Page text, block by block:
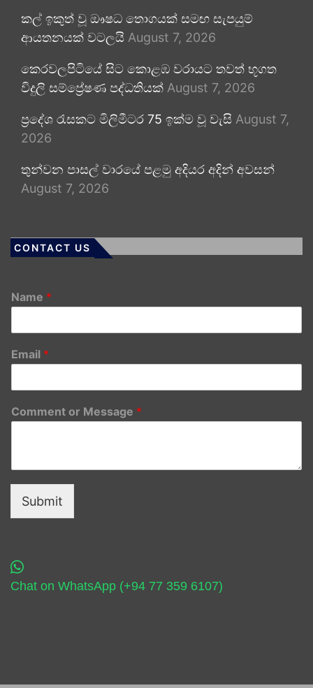
කල් ඉකුත් වූ ඖෂධ තොගයක් සමඟ සැපයුම්
ආයතනයක් වටලයි August 7, 2026
කෙරවලපිටියේ සිට කොළඹ වරායට තවත් භූගත
විදුලි සම්ප්‍රේෂණ පද්ධතියක් August 7, 2026
ප්‍රදේශ රැසකට මිලිමීටර 75 ඉක්ම වූ වැසි August 7,
2026
තුන්වන පාසල් වාරයේ පළමු අදියර අදින් අවසන්
August 7, 2026
CONTACT US
Name *
Email *
Comment or Message *
Submit
Chat on WhatsApp (+94 77 359 6107)